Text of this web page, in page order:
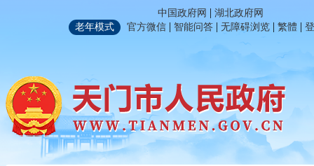
中国政府网 | 湖北政府网
老年模式
官方微信 | 智能问答 | 无障碍浏览 | 繁體 |